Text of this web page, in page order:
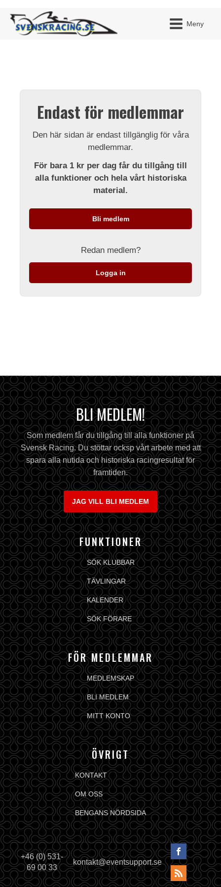
Meny
Endast för medlemmar
Den här sidan är endast tillgänglig för våra
medlemmar.
För bara 1 kr per dag får du tillgång till
alla funktioner och hela vårt historiska
material.
Bli medlem
Redan medlem?
Logga in
BLI MEDLEM!
Som medlem får du tillgång till alla funktioner på
Svensk Racing. Du stöttar ocksp vårt arbete med att
spara alla nutida och historiska racingresultat för
framtiden.
JAG VILL BLI MEDLEM
FUNKTIONER
SÖK KLUBBAR
TÄVLINGAR
KALENDER
SÖK FÖRARE
FÖR MEDLEMMAR
MEDLEMSKAP
BLI MEDLEM
MITT KONTO
ÖVRIGT
KONTAKT
OM OSS
BENGANS NÖRDSIDA
+46 (0) 531-
69 00 33
kontakt@eventsupport.se